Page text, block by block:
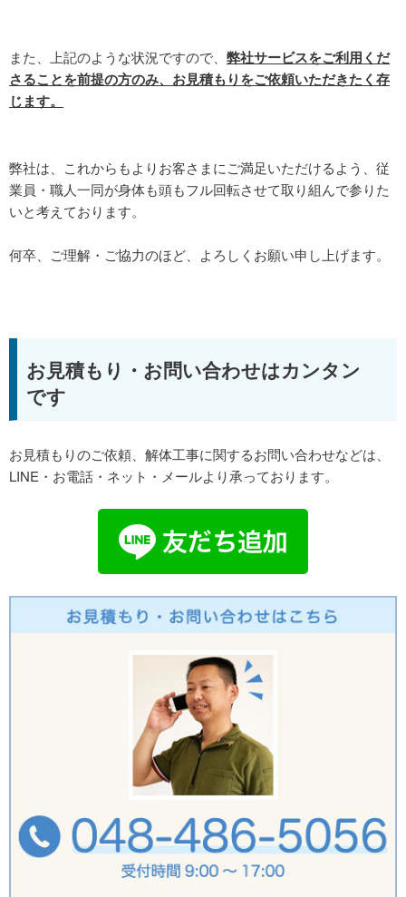
また、上記のような状況ですので、 弊社サービスをご利用くだ
さることを前提の方のみ、お見積もりをご依頼いただきたく存
じます。
弊社は、これからもよりお客さまにご満足いただけるよう、従
業員・職人一同が身体も頭もフル回転させて取り組んで参りた
いと考えております。
何卒、ご理解・ご協力のほど、よろしくお願い申し上げます。
お見積もり・お問い合わせはカンタン
です
お見積もりのご依頼、解体工事に関するお問い合わせなどは、
LINE・お電話・ネット・メールより承っております。